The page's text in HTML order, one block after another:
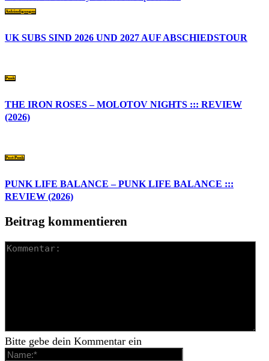
Ankündigungen
UK SUBS SIND 2026 UND 2027 AUF ABSCHIEDSTOUR
Punk
THE IRON ROSES – MOLOTOV NIGHTS ::: REVIEW
(2026)
Post-Punk
PUNK LIFE BALANCE – PUNK LIFE BALANCE :::
REVIEW (2026)
Beitrag kommentieren
Bitte gebe dein Kommentar ein